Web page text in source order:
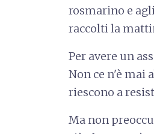
rosmarino e
raccolti la
Per avere un
Non ce n'è mai
riescono a
Ma non